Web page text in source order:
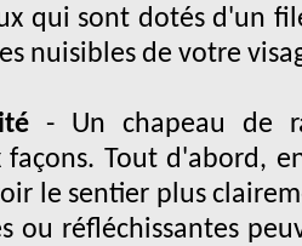
qui sont dotés d'un
nuisibles de votre
- Un chapeau de
Tout d'abord,
le sentier plus
ou réfléchissantes